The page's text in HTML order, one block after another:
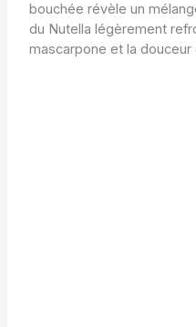
bouchée révèle un
du Nutella légèrement
mascarpone et la